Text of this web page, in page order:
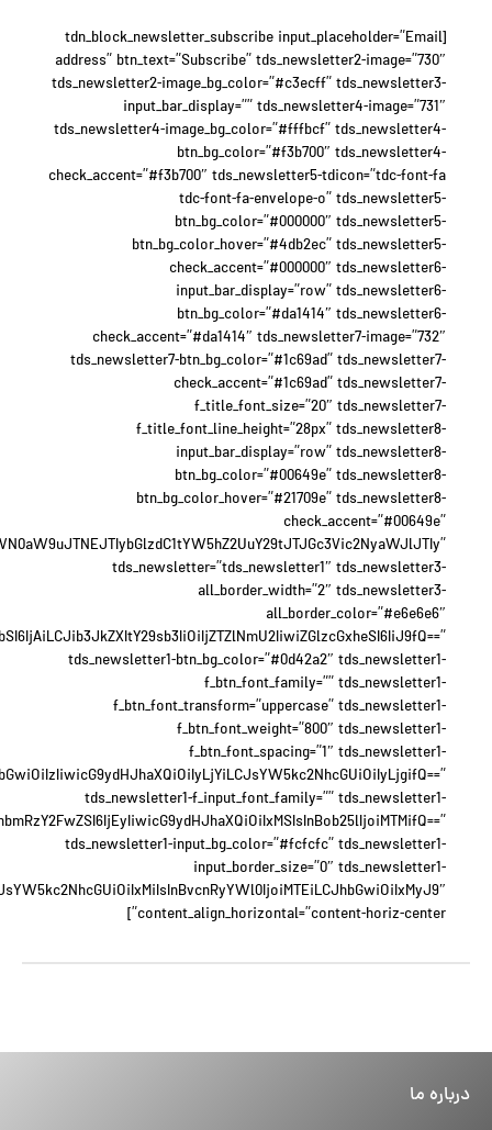
[tdn_block_newsletter_subscribe input_placeholder=”Email
address” btn_text=”Subscribe” tds_newsletter2-image=”730″
tds_newsletter2-image_bg_color=”#c3ecff” tds_newsletter3-
input_bar_display=”” tds_newsletter4-image=”731″
tds_newsletter4-image_bg_color=”#fffbcf” tds_newsletter4-
btn_bg_color=”#f3b700″ tds_newsletter4-
check_accent=”#f3b700″ tds_newsletter5-tdicon=”tdc-font-fa
tdc-font-fa-envelope-o” tds_newsletter5-
btn_bg_color=”#000000″ tds_newsletter5-
btn_bg_color_hover=”#4db2ec” tds_newsletter5-
check_accent=”#000000″ tds_newsletter6-
input_bar_display=”row” tds_newsletter6-
btn_bg_color=”#da1414″ tds_newsletter6-
check_accent=”#da1414″ tds_newsletter7-image=”732″
tds_newsletter7-btn_bg_color=”#1c69ad” tds_newsletter7-
check_accent=”#1c69ad” tds_newsletter7-
f_title_font_size=”20″ tds_newsletter7-
f_title_font_line_height=”28px” tds_newsletter8-
input_bar_display=”row” tds_newsletter8-
btn_bg_color=”#00649e” tds_newsletter8-
btn_bg_color_hover=”#21709e” tds_newsletter8-
check_accent=”#00649e”
tds_newsletter=”tds_newsletter1″ tds_newsletter3-
all_border_width=”2″ tds_newsletter3-
all_border_color=”#e6e6e6″
tds_newsletter1-btn_bg_color=”#0d42a2″ tds_newsletter1-
f_btn_font_family=”” tds_newsletter1-
f_btn_font_transform=”uppercase” tds_newsletter1-
f_btn_font_weight=”800″ tds_newsletter1-
f_btn_font_spacing=”1″ tds_newsletter1-
tds_newsletter1-f_input_font_family=”” tds_newsletter1-
tds_newsletter1-input_bg_color=”#fcfcfc” tds_newsletter1-
input_border_size=”0″ tds_newsletter1-
content_align_horizontal=”content-horiz-center”]
درباره ما